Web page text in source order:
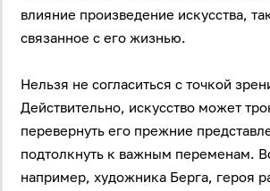
влияние произведение искусства,
связанное с его жизнью.
Нельзя не согласиться с точкой
Действительно, искусство может
перевернуть его прежние
подтолкнуть к важным переменам.
например, художника Берга, героя